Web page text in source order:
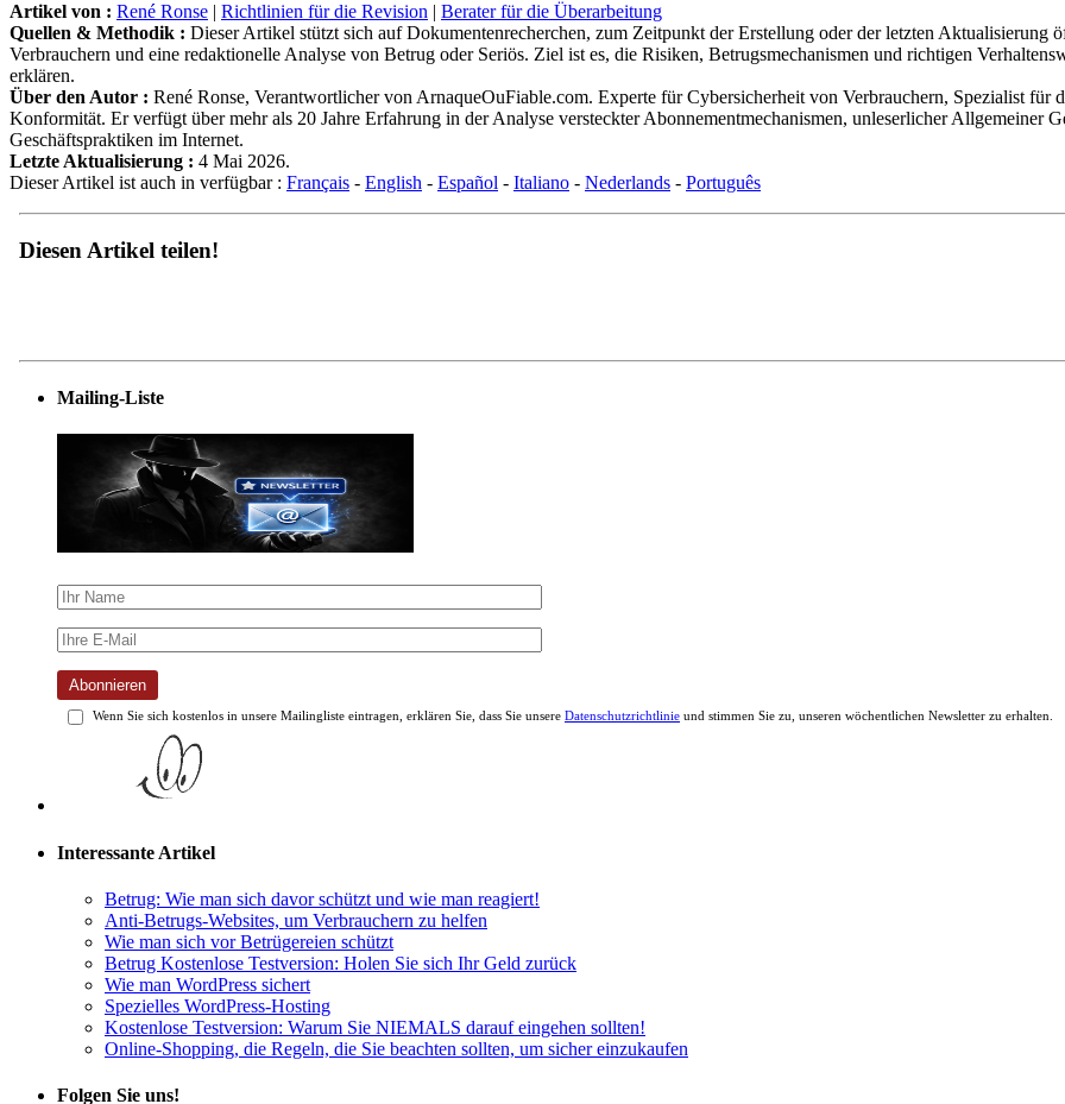
Artikel von : René Ronse Richtlinien für die Revision
Berater für die Überarbeitung
Quellen & Methodik : Dieser Artikel stützt sich auf Dokumentenrecherchen, zum Zeitpunkt der Erstellung oder der letzten
Verbrauchern und eine redaktionelle Analyse von Betrug oder Seriös. Ziel ist es, die Risiken, Betrugsmechanismen und richtigen
erklären.
Über den Autor : René Ronse, Verantwortlicher von ArnaqueOuFiable.com. Experte für Cybersicherheit von Verbrauchern, Spezialist
Konformität. Er verfügt über mehr als 20 Jahre Erfahrung in der Analyse versteckter Abonnementmechanismen, unleserlicher Allgemeiner
Geschäftspraktiken im Internet.
Letzte Aktualisierung : 4 Mai 2026.
Dieser Artikel ist auch in verfügbar : Français - English - Español - Italiano - Nederlands - Português
Diesen Artikel teilen!
Mailing-Liste
Abonnieren
Wenn Sie sich kostenlos in unsere Mailingliste eintragen, erklären Sie, dass Sie unsere Datenschutzrichtlinie und stimmen Sie zu, unseren wöchentlichen Newsletter zu erhalten.
Interessante Artikel
Betrug: Wie man sich davor schützt und wie man reagiert!
Anti-Betrugs-Websites, um Verbrauchern zu helfen
Wie man sich vor Betrügereien schützt
Betrug Kostenlose Testversion: Holen Sie sich Ihr Geld zurück
Wie man WordPress sichert
Spezielles WordPress-Hosting
Kostenlose Testversion: Warum Sie NIEMALS darauf eingehen sollten!
Online-Shopping, die Regeln, die Sie beachten sollten, um sicher einzukaufen
Folgen Sie uns!